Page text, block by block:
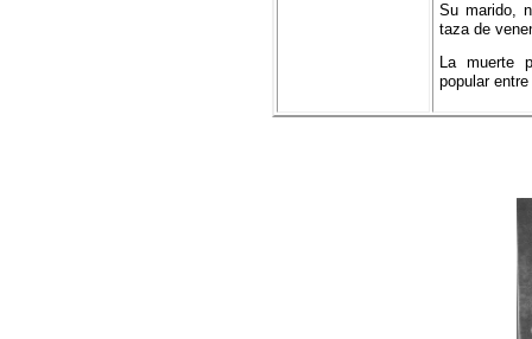
Su marido,
taza de
La muerte
popular